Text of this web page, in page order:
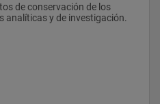
de conservación de los
analíticas y de investigación.